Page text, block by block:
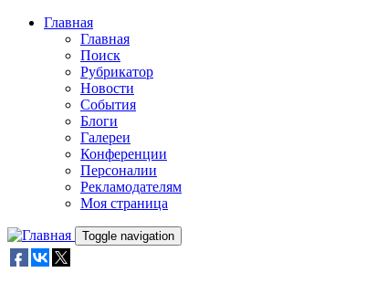
Skip to main content
Главная
Главная
Поиск
Рубрикатор
Новости
События
Блоги
Галереи
Конференции
Персоналии
Рекламодателям
Моя страница
Toggle navigation